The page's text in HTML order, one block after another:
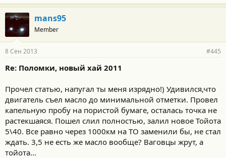
mans95
Member
8 Сен 2013 #445
Re: Поломки, новый хай 2011
Прочел статью, напугал ты меня изрядно!) Удивился,что
двигатель съел масло до минимальной отметки. Провел
капельную пробу на пористой бумаге, осталась точка не
растекшаяся. Пошел слил полностью, залил новое Тойота
5\40. Все равно через 1000км на ТО заменили бы, не стал
ждать. 3,5 не есть же масло вообще? Ваговцы жрут, а
тойота...